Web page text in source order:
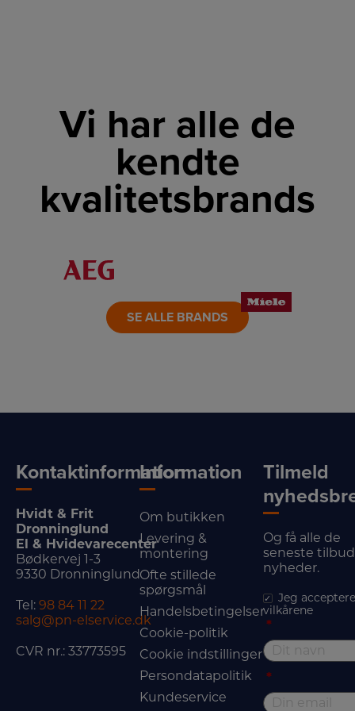
Vi har alle de
kendte
kvalitetsbrands
LINK
SE ALLE BRANDS
Kontaktinformation
Hvidt & Frit
Dronninglund
El & Hvidevarecenter
Bødkervej 1-3
9330 Dronninglund
Tel: 98 84 11 22
salg@pn-elservice.dk
CVR nr.: 33773595
Information
Om butikken
Levering &
montering
Ofte stillede
spørgsmål
Handelsbetingelser
Cookie-politik
Cookie indstillinger
Persondatapolitik
Kundeservice
Tilmeld
Og få alle de
seneste
nyheder.
Jeg
vilkårene
*
*